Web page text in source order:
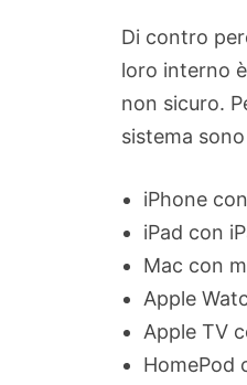
Di contro
loro interno
non sicuro.
sistema
iPhone
iPad con
Mac con
Apple
Apple TV
HomePod